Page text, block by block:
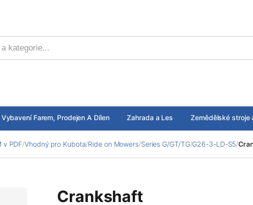
Vybavení Farem, Prodejen A Dílen Zahrada a Les Zemědělské stroje
v PDF/Vhodný pro Kubota/Ride on Mowers/Series G/GT/TG/G26-3-LD-S5/
Crankshaft